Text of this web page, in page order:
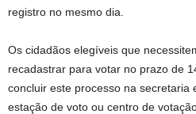
registro no mesmo dia.
Os cidadãos elegíveis que
recadastrar para votar no prazo de
concluir este processo na secretaria
estação de voto ou centro de